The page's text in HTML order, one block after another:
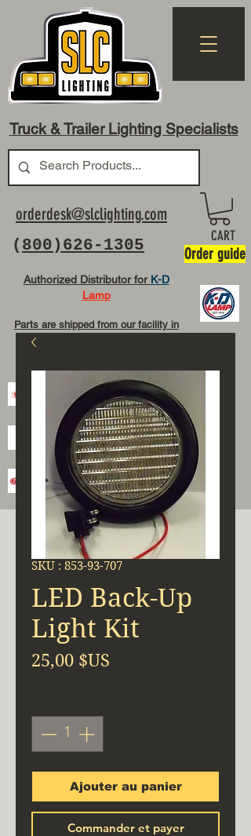
Truck & Trailer Lighting Specialists
( 800)626-1305
orderdesk@slclighting.com
Authorized Distributor for K-D
Lamp
Parts are shipped from our facility in
CART
Order guide
SKU : 853-93-707
LED Back-Up
Light Kit
25,00 $US
Ajouter au panier
Commander et payer